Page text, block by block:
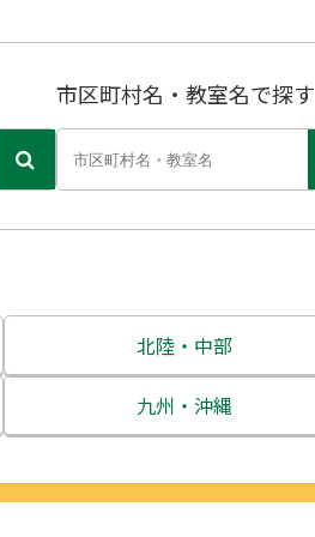
市区町村名・教室名で探す
北陸・中部
新潟県
九州・沖縄